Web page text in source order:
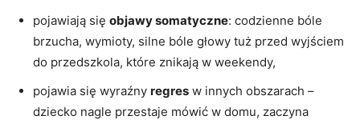
pojawiają się objawy somatyczne: codzienne bóle
brzucha, wymioty, silne bóle głowy tuż przed wyjściem
do przedszkola, które znikają w weekendy,
pojawia się wyraźny regres w innych obszarach –
dziecko nagle przestaje mówić w domu, zaczyna